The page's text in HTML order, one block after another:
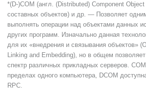
*(D-)COM (англ. (Distributed) Component
составных объектов) и др. — Позволяет
выполнять операции над объектами данных
других программ. Изначально данная
для их «внедрения и связывания объектов»
Linking and Embedding), но в общем
спектр различных прикладных серверов.
пределах одного компьютера, DCOM
RPC.